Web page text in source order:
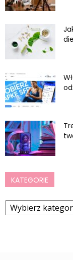
KATEGORIE
Kategorie